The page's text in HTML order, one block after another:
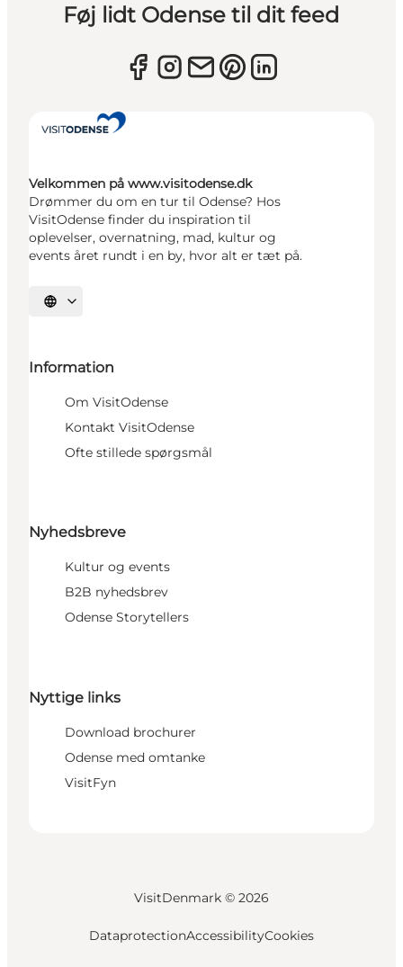
Føj lidt Odense til dit feed
Velkommen på www.visitodense.dk
Drømmer du om en tur til Odense? Hos
VisitOdense finder du inspiration til
oplevelser, overnatning, mad, kultur og
events året rundt i en by, hvor alt er tæt på.
Vælg sprog
Information
Om VisitOdense
Kontakt VisitOdense
Ofte stillede spørgsmål
Nyhedsbreve
Kultur og events
B2B nyhedsbrev
Odense Storytellers
Nyttige links
Download brochurer
Odense med omtanke
VisitFyn
VisitDenmark © 2026
DataprotectionAccessibilityCookies